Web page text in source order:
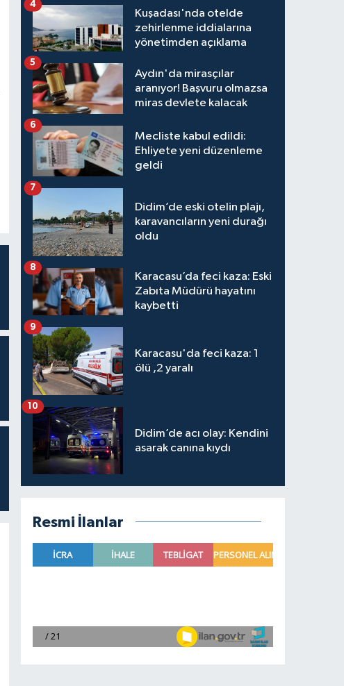
Kuşadası'nda otelde
zehirlenme iddialarına
yönetimden açıklama
4
Aydın'da mirasçılar
aranıyor! Başvuru olmazsa
miras devlete kalacak
5
Mecliste kabul edildi:
Ehliyete yeni düzenleme
geldi
6
Didim’de eski otelin plajı,
karavancıların yeni durağı
oldu
7
Karacasu’da feci kaza: Eski
Zabıta Müdürü hayatını
kaybetti
8
Karacasu'da feci kaza: 1
ölü ,2 yaralı
9
Didim’de acı olay: Kendini
asarak canına kıydı
10
Resmi İlanlar